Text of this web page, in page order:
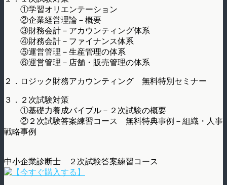
①学習オリエンテーション
②企業経営理論－概要
③財務会計－アカウンティング体系
④財務会計－ファイナンス体系
⑤運営管理－生産管理の体系
⑥運営管理－店舗・販売管理の体系
２．ロジック財務アカウンティング 無料特別セミナー
３．２次試験対策
①基礎力養成バイブル－２次試験の概要
②２次試験答案練習コース 無料特典事例－組織・人事
戦略事例
中小企業診断士 ２次試験答案練習コース